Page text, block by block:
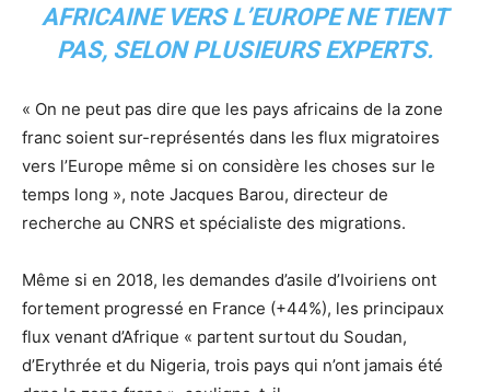
AFRICAINE VERS L’EUROPE NE TIENT
PAS, SELON PLUSIEURS EXPERTS.
« On ne peut pas dire que les pays africains de la zone
franc soient sur-représentés dans les flux migratoires
vers l’Europe même si on considère les choses sur le
temps long », note Jacques Barou, directeur de
recherche au CNRS et spécialiste des migrations.
Même si en 2018, les demandes d’asile d’Ivoiriens ont
fortement progressé en France (+44%), les principaux
flux venant d’Afrique « partent surtout du Soudan,
d’Erythrée et du Nigeria, trois pays qui n’ont jamais été